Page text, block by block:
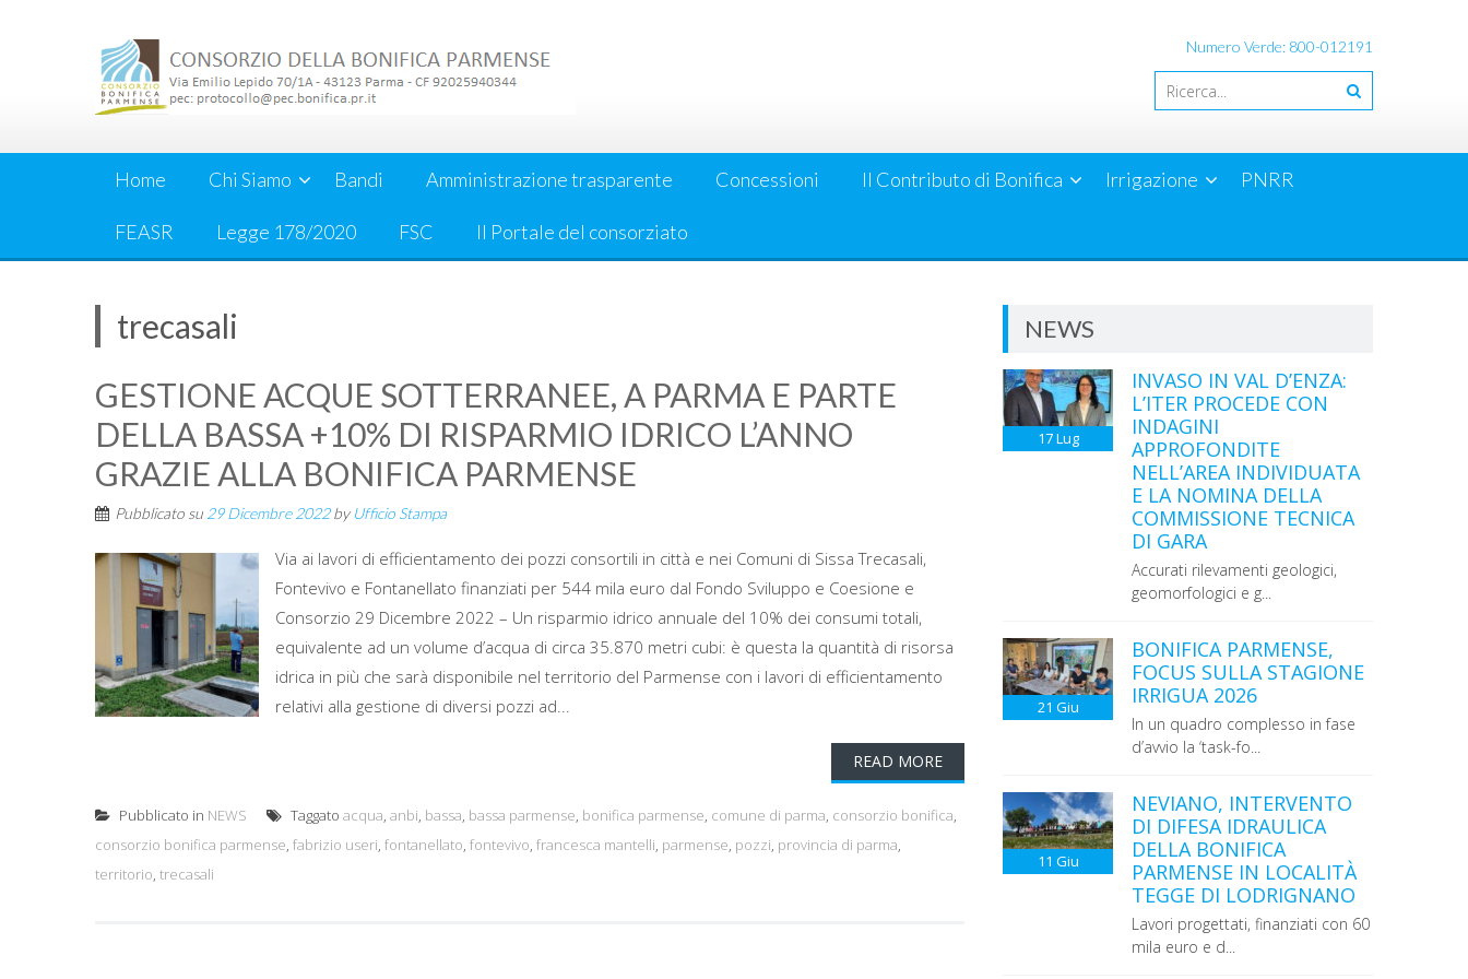
Numero Verde: 800-012191
Home Chi Siamo Bandi Amministrazione trasparente Concessioni Il Contributo di Bonifica Irrigazione PNRR
FEASR Legge 178/2020 FSC Il Portale del consorziato
trecasali
GESTIONE ACQUE SOTTERRANEE, A PARMA E PARTE
DELLA BASSA +10% DI RISPARMIO IDRICO L’ANNO
GRAZIE ALLA BONIFICA PARMENSE
Pubblicato su 29 Dicembre 2022by Ufficio Stampa
Via ai lavori di efficientamento dei pozzi consortili in città e nei Comuni di Sissa Trecasali,
Fontevivo e Fontanellato finanziati per 544 mila euro dal Fondo Sviluppo e Coesione e
Consorzio 29 Dicembre 2022 – Un risparmio idrico annuale del 10% dei consumi totali,
equivalente ad un volume d’acqua di circa 35.870 metri cubi: è questa la quantità di risorsa
idrica in più che sarà disponibile nel territorio del Parmense con i lavori di efficientamento
relativi alla gestione di diversi pozzi ad...
READ MORE
Pubblicato in NEWS Taggato acqua, anbi, bassa, bassa parmense, bonifica parmense, comune di parma, consorzio bonifica,
consorzio bonifica parmense, fabrizio useri, fontanellato, fontevivo, francesca mantelli, parmense, pozzi, provincia di parma,
territorio, trecasali
NEWS
17Lug
INVASO IN VAL D’ENZA:
L’ITER PROCEDE CON
INDAGINI
APPROFONDITE
NELL’AREA INDIVIDUATA
E LA NOMINA DELLA
COMMISSIONE TECNICA
DI GARA
Accurati rilevamenti geologici,
geomorfologici e g...
21 Giu
BONIFICA PARMENSE,
FOCUS SULLA STAGIONE
IRRIGUA 2026
In un quadro complesso in fase
d’avvio la ‘task-fo...
11 Giu
NEVIANO, INTERVENTO
DI DIFESA IDRAULICA
DELLA BONIFICA
PARMENSE IN LOCALITÀ
TEGGE DI LODRIGNANO
Lavori progettati, finanziati con 60
mila euro e d...